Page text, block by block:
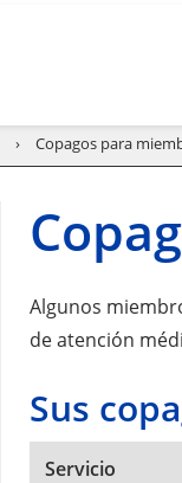
Copagos para
Algunos
de atención
Sus
Servicio